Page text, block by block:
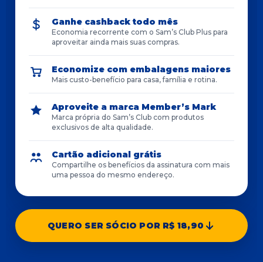
Ganhe cashback todo mês
Economia recorrente com o Sam’s Club Plus para
aproveitar ainda mais suas compras.
Economize com embalagens maiores
Mais custo-benefício para casa, família e rotina.
Aproveite a marca Member’s Mark
Marca própria do Sam’s Club com produtos
exclusivos de alta qualidade.
Cartão adicional grátis
Compartilhe os benefícios da assinatura com mais
uma pessoa do mesmo endereço.
QUERO SER SÓCIO POR R$ 18,90